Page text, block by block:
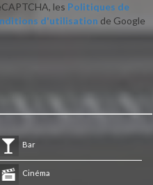
les Politiques de
d'utilisation de Google
Bar
Cinéma